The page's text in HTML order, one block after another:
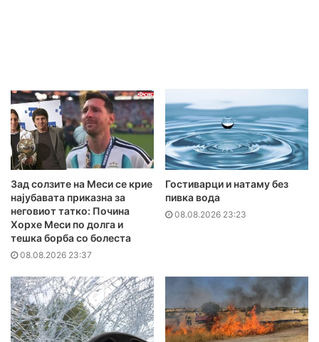
Зад солзите на Меси се крие
најубавата приказна за
неговиот татко: Почина
Хорхе Меси по долга и
тешка борба со болеста
08.08.2026 23:37
Гостиварци и натаму без
пивка вода
08.08.2026 23:23